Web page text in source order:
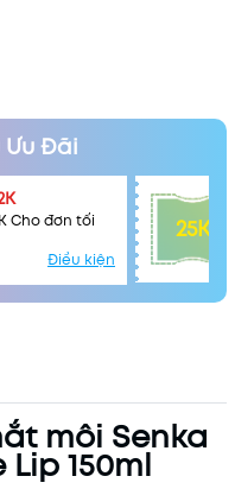
Ưu Đãi
Cho đơn tối
Điều kiện
25K
môi Senka
Lip 150ml